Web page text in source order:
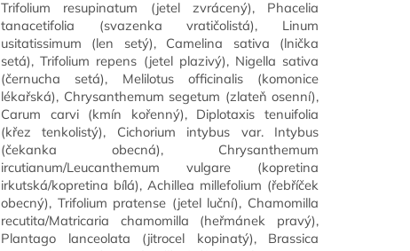
Trifolium resupinatum (jetel zvrácený), Phacelia
tanacetifolia (svazenka vratičolistá), Linum
usitatissimum (len setý), Camelina sativa (lnička
setá), Trifolium repens (jetel plazivý), Nigella sativa
(černucha setá), Melilotus officinalis (komonice
lékařská), Chrysanthemum segetum (zlateň osenní),
Carum carvi (kmín kořenný), Diplotaxis tenuifolia
(křez tenkolistý), Cichorium intybus var. Intybus
(čekanka obecná), Chrysanthemum
ircutianum/Leucanthemum vulgare (kopretina
irkutská/kopretina bílá), Achillea millefolium (řebříček
obecný), Trifolium pratense (jetel luční), Chamomilla
recutita/Matricaria chamomilla (heřmánek pravý),
Plantago lanceolata (jitrocel kopinatý), Brassica